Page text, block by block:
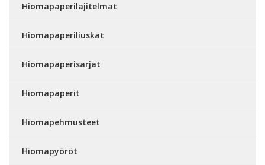
Hiomapaperilajitelmat
Hiomapaperiliuskat
Hiomapaperisarjat
Hiomapaperit
Hiomapehmusteet
Hiomapyöröt